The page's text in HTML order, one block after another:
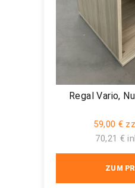
Regal Vario,
59,00 €
70,21 €
ZUM